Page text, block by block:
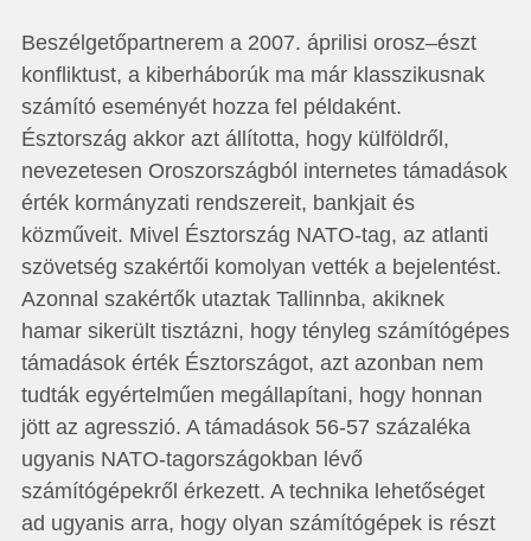
Beszélgetőpartnerem a 2007. áprilisi orosz–észt
konfliktust, a kiber­háborúk ma már klasszikusnak
számító eseményét hozza fel példaként.
Észtország akkor azt állította, hogy külföldről,
nevezetesen Oroszországból internetes támadások
érték kormányzati rendszereit, bankjait és
közműveit. Mivel Észtország NATO-tag, az atlanti
szövetség szakértői komolyan vették a bejelentést.
Azonnal szakértők utaztak Tallinnba, akiknek
hamar sikerült tisztázni, hogy tényleg számítógépes
támadások érték Észtországot, azt azonban nem
tudták egyértelműen megállapítani, hogy honnan
jött az agresszió. A támadások 56-57 százaléka
ugyanis NATO-tagországokban lévő
számítógépekről érkezett. A technika lehetőséget
ad ugyanis arra, hogy olyan számítógépek is részt